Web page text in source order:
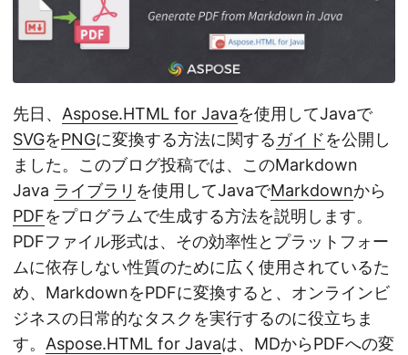
先日、 Aspose.HTML for Javaを使用してJavaで
SVGをPNGに変換する方法に関するガイドを公開し
ました。このブログ投稿では、このMarkdown
Java ライブラリ を使用してJavaでMarkdownから
PDFをプログラムで生成する方法を説明します。
PDFファイル形式は、その効率性とプラットフォー
ムに依存しない性質のために広く使用されているた
め、MarkdownをPDFに変換すると、オンラインビ
ジネスの日常的なタスクを実行するのに役立ちま
す。 Aspose.HTML for Javaは、MDからPDFへの変